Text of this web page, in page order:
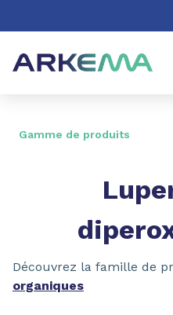
Aller à la recherche
Gamme de produits
Découvrez la famille de
organiques